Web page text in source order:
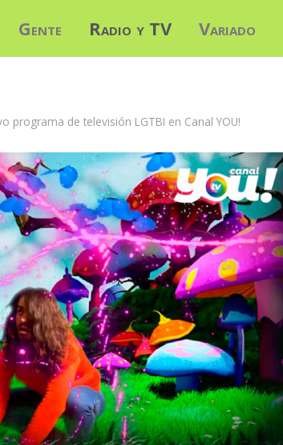
Gente Radio y TV Variado
programa de televisión LGTBI en Canal YOU!